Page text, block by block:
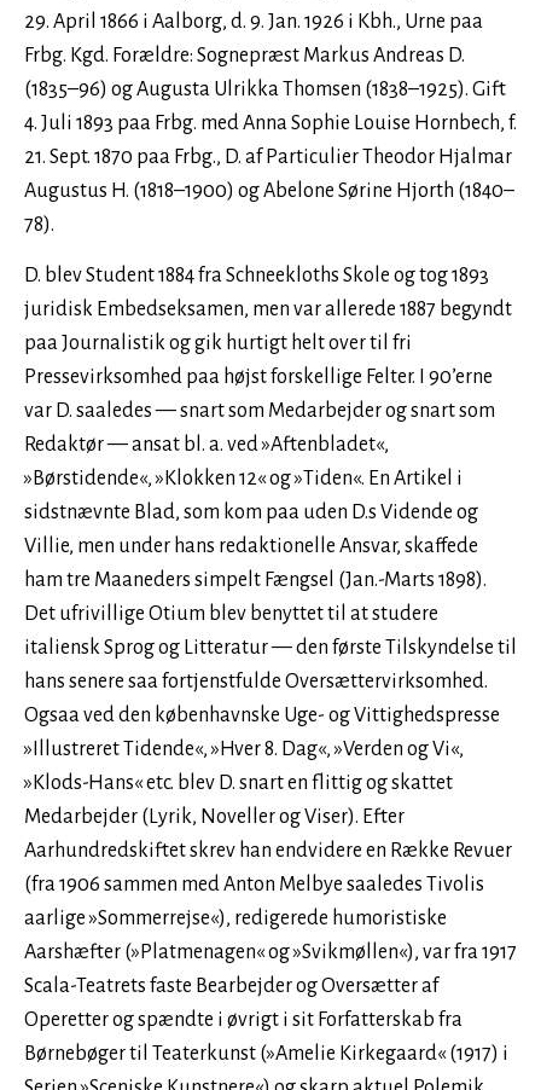
29. April 1866 i Aalborg, d. 9. Jan. 1926 i Kbh., Urne paa
Frbg. Kgd. Forældre: Sognepræst Markus Andreas D.
(1835–96) og Augusta Ulrikka Thomsen (1838–1925). Gift
4. Juli 1893 paa Frbg. med Anna Sophie Louise Hornbech, f.
21. Sept. 1870 paa Frbg., D. af Particulier Theodor Hjalmar
Augustus H. (1818–1900) og Abelone Sørine Hjorth (1840–
78).
D. blev Student 1884 fra Schneekloths Skole og tog 1893
juridisk Embedseksamen, men var allerede 1887 begyndt
paa Journalistik og gik hurtigt helt over til fri
Pressevirksomhed paa højst forskellige Felter. I 90’erne
var D. saaledes — snart som Medarbejder og snart som
Redaktør — ansat bl. a. ved »Aftenbladet«,
»Børstidende«, »Klokken 12« og »Tiden«. En Artikel i
sidstnævnte Blad, som kom paa uden D.s Vidende og
Villie, men under hans redaktionelle Ansvar, skaffede
ham tre Maaneders simpelt Fængsel (Jan.-Marts 1898).
Det ufrivillige Otium blev benyttet til at studere
italiensk Sprog og Litteratur — den første Tilskyndelse til
hans senere saa fortjenstfulde Oversættervirksomhed.
Ogsaa ved den københavnske Uge- og Vittighedspresse
»Illustreret Tidende«, »Hver 8. Dag«, »Verden og Vi«,
»Klods-Hans« etc. blev D. snart en flittig og skattet
Medarbejder (Lyrik, Noveller og Viser). Efter
Aarhundredskiftet skrev han endvidere en Række Revuer
(fra 1906 sammen med Anton Melbye saaledes Tivolis
aarlige »Sommerrejse«), redigerede humoristiske
Aarshæfter (»Platmenagen« og »Svikmøllen«), var fra 1917
Scala-Teatrets faste Bearbejder og Oversætter af
Operetter og spændte i øvrigt i sit Forfatterskab fra
Børnebøger til Teaterkunst (»Amelie Kirkegaard« (1917) i